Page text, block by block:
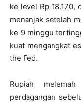
ke level Rp 18.170,
menanjak setelah
ke 9 minggu
kuat mengangkat
the Fed.
Rupiah
perdagangan